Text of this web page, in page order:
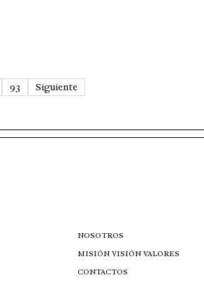
93 Siguiente
NOSOTROS
MISIÓN VISIÓN VALORES
CONTACTOS